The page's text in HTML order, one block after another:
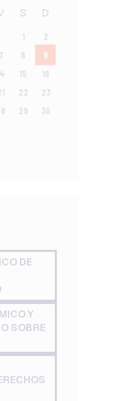
S D
1
2
7 8
9
15
16
22
23
29
30
DE
Y
SOBRE